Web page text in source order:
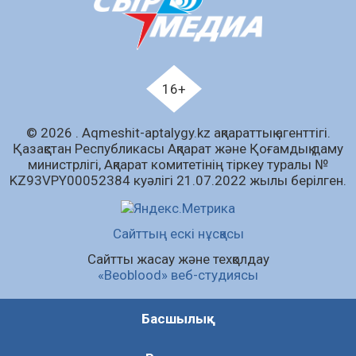
Құрылтай сайлауы – азаматтық ұстанымды
танытатын маңызды қадам
Қызылордада «Саналы ұрпақ – жарқын
болашақ» атты кеңейтілген мәжіліс өтті
Open Air: Қызылорда облысы полиция
департаменті 20 мыңнан астам көрерменнің
қауіпсіздігін қамтамасыз етті
Барлық жаңалық
16+
© 2026 . Аqmeshit-aptalygy.kz ақпараттық агенттігі.
Қазақстан Республикасы Ақпарат және Қоғамдық даму
министрлігі, Ақпарат комитетінің тіркеу туралы №
KZ93VPY00052384 куәлігі 21.07.2022 жылы берілген.
Сайттың ескі нұсқасы
Сайтты жасау және техқолдау
«Beoblood» веб-студиясы
Басшылық